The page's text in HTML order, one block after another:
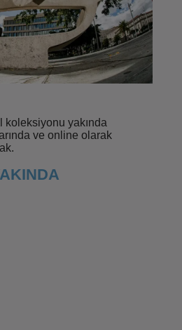
koleksiyonu yakında
ve online olarak